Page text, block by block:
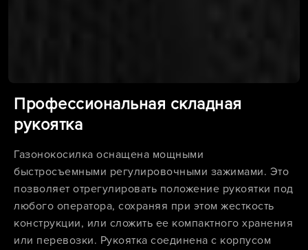
Профессиональная складная
рукоятка
Газонокосилка оснащена мощными
быстросъемными регулировочными зажимами. Это
позволяет отрегулировать положение рукоятки под
любого оператора, сохраняя при этом жесткость
конструкции, или сложить ее компактного хранения
или перевозки. Рукоятка соединена с корпусом